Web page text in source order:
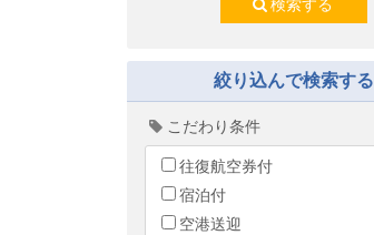
検索する
絞り込んで検索する
こだわり条件
往復航空券付
宿泊付
空港送迎